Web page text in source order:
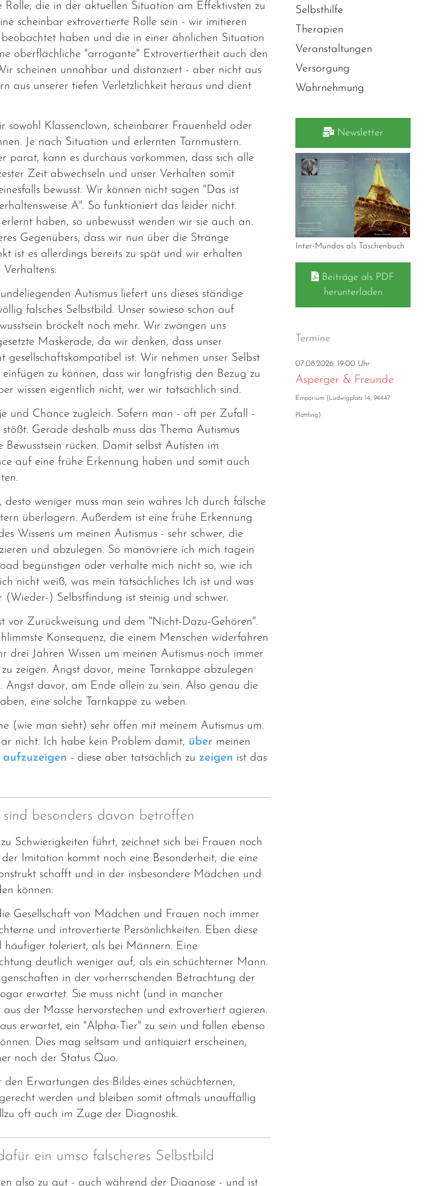
Rolle, die in der aktuellen Situation am Effektivsten zu
scheinbar extrovertierte Rolle sein - wir imitieren
beobachtet haben und die in einer ähnlichen Situation
oberflächliche "arrogante" Extrovertiertheit auch den
scheinen unnahbar und distanziert - aber nicht aus
aus unserer tiefen Verletzlichkeit heraus und dient
sowohl Klassenclown, scheinbarer Frauenheld oder
Je nach Situation und erlernten Tarnmustern.
parat, kann es durchaus vorkommen, dass sich alle
Zeit abwechseln und unser Verhalten somit
bewusst. Wir können nicht sagen "Das ist
A". So funktioniert das leider nicht.
haben, so unbewusst wenden wir sie auch an.
Gegenübers, dass wir nun über die Stränge
ist es allerdings bereits zu spät und wir erhalten
Verhaltens.
Autismus liefert uns dieses ständige
falsches Selbstbild. Unser sowieso schon auf
bröckelt noch mehr. Wir zwängen uns
Maskerade, da wir denken, dass unser
gesellschaftskompatibel ist. Wir nehmen unser Selbst
zu können, dass wir langfristig den Bezug zu
wissen eigentlich nicht, wer wir tatsächlich sind.
und Chance zugleich. Sofern man - oft per Zufall -
Gerade deshalb muss das Thema Autismus
Bewusstsein rücken. Damit selbst Autisten im
auf eine frühe Erkennung haben und somit auch
weniger muss man sein wahres Ich durch falsche
überlagern. Außerdem ist eine frühe Erkennung
Wissens um meinen Autismus - sehr schwer, die
und abzulegen. So manövriere ich mich tagein
begünstigen oder verhalte mich nicht so, wie ich
nicht weiß, was mein tatsächliches Ich ist und was
(Wieder-) Selbstfindung ist steinig und schwer.
vor Zurückweisung und dem "Nicht-Dazu-Gehören".
Konsequenz, die einem Menschen widerfahren
drei Jahren Wissen um meinen Autismus noch immer
zeigen. Angst davor, meine Tarnkappe abzulegen
Angst davor, am Ende allein zu sein. Also genau die
eine solche Tarnkappe zu weben.
(wie man sieht) sehr offen mit meinem Autismus um.
nicht. Ich habe kein Problem damit, über meinen
aufzuzeigen - diese aber tatsächlich zu zeigen ist das
besonders davon betroffen
Schwierigkeiten führt, zeichnet sich bei Frauen noch
Imitation kommt noch eine Besonderheit, die eine
schafft und in der insbesondere Mädchen und
können.
Gesellschaft von Mädchen und Frauen noch immer
und introvertierte Persönlichkeiten. Eben diese
häufiger toleriert, als bei Männern. Eine
deutlich weniger auf, als ein schüchterner Mann.
in der vorherrschenden Betrachtung der
erwartet. Sie muss nicht (und in mancher
aus der Masse hervorstechen und extrovertiert agieren.
erwartet, ein "Alpha-Tier" zu sein und fallen ebenso
Dies mag seltsam und antiquiert erscheinen,
noch der Status Quo.
Erwartungen des Bildes eines schüchternen,
werden und bleiben somit oftmals unauffällig
oft auch im Zuge der Diagnostik.
ein umso falscheres Selbstbild
also zu gut - auch während der Diagnose - und ist
Selbsthilfe
Therapien
Veranstaltungen
Versorgung
Wahrnehmung
Newsletter
Inter-Mundos als Taschenbuch
Beiträge als PDF
herunterladen
Termine
07.08.2026, 19:00 Uhr
Asperger & Freunde
Emporium ( Ludwigplatz 14, 94447
Plattling )